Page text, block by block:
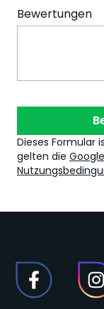
Bewertungen
Dieses Formular
gelten die